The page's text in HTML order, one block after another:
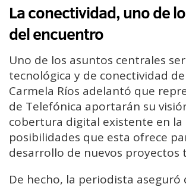
La conectividad, uno de
del encuentro
Uno de los asuntos centrales
tecnológica y de conectividad
Carmela Ríos adelantó que
de Telefónica aportarán su
cobertura digital existente en la
posibilidades que esta ofrece
desarrollo de nuevos proyectos
De hecho, la periodista aseguró